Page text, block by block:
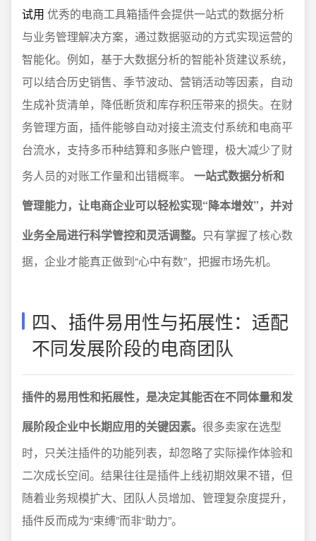
试用 优秀的电商工具箱插件会提供一站式的数据分析
与业务管理解决方案，通过数据驱动的方式实现运营的
智能化。例如，基于大数据分析的智能补货建议系统，
可以结合历史销售、季节波动、营销活动等因素，自动
生成补货清单，降低断货和库存积压带来的损失。在财
务管理方面，插件能够自动对接主流支付系统和电商平
台流水，支持多币种结算和多账户管理，极大减少了财
务人员的对账工作量和出错概率。 一站式数据分析和
管理能力，让电商企业可以轻松实现“降本增效”，并对
业务全局进行科学管控和灵活调整。 只有掌握了核心数
据，企业才能真正做到“心中有数”，把握市场先机。
四、插件易用性与拓展性：适配
不同发展阶段的电商团队
插件的易用性和拓展性，是决定其能否在不同体量和发
展阶段企业中长期应用的关键因素。 很多卖家在选型
时，只关注插件的功能列表，却忽略了实际操作体验和
二次成长空间。结果往往是插件上线初期效果不错，但
随着业务规模扩大、团队人员增加、管理复杂度提升，
插件反而成为“束缚”而非“助力”。